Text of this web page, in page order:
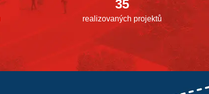
35
realizovaných projektů